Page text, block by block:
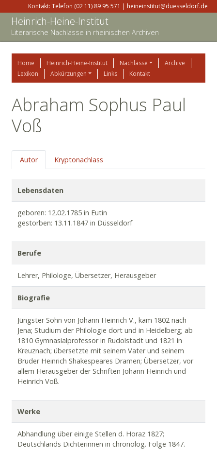
Kontakt: Telefon (02 11) 89 95 571 | heineinstitut@duesseldorf.de
Heinrich-Heine-Institut
Literarische Nachlässe in rheinischen Archiven
Home Heinrich-Heine-Institut Nachlässe
Archive
Lexikon
Abkürzungen Links Kontakt
Abraham Sophus Paul
Voß
Autor Kryptonachlass
Lebensdaten
geboren: 12.02.1785 in Eutin
gestorben: 13.11.1847 in Düsseldorf
Berufe
Lehrer, Philologe, Übersetzer, Herausgeber
Biografie
Jüngster Sohn von Johann Heinrich V., kam 1802 nach
Jena; Studium der Philologie dort und in Heidelberg; ab
1810 Gymnasialprofessor in Rudolstadt und 1821 in
Kreuznach; übersetzte mit seinem Vater und seinem
Bruder Heinrich Shakespeares Dramen; Übersetzer, vor
allem Herausgeber der Schriften Johann Heinrich und
Heinrich Voß.
Werke
Abhandlung über einige Stellen d. Horaz 1827;
Deutschlands Dichterinnen in chronolog. Folge 1847.